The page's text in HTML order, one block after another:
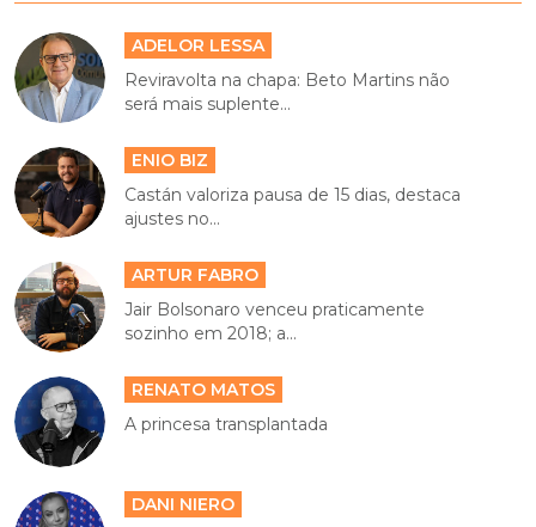
ADELOR LESSA
Reviravolta na chapa: Beto Martins não
será mais suplente...
ENIO BIZ
Castán valoriza pausa de 15 dias, destaca
ajustes no...
ARTUR FABRO
Jair Bolsonaro venceu praticamente
sozinho em 2018; a...
RENATO MATOS
A princesa transplantada
DANI NIERO